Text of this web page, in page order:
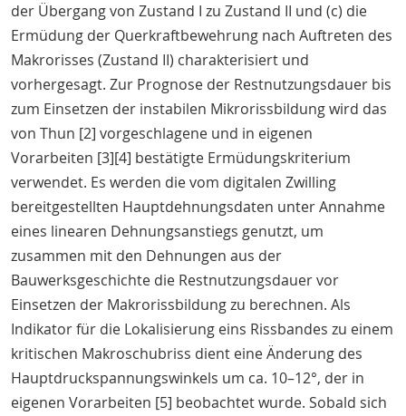
der Übergang von Zustand I zu Zustand II und (c) die
Ermüdung der Querkraftbewehrung nach Auftreten des
Makrorisses (Zustand II) charakterisiert und
vorhergesagt. Zur Prognose der Restnutzungsdauer bis
zum Einsetzen der instabilen Mikrorissbildung wird das
von Thun [2] vorgeschlagene und in eigenen
Vorarbeiten [3][4] bestätigte Ermüdungskriterium
verwendet. Es werden die vom digitalen Zwilling
bereitgestellten Hauptdehnungsdaten unter Annahme
eines linearen Dehnungsanstiegs genutzt, um
zusammen mit den Dehnungen aus der
Bauwerksgeschichte die Restnutzungsdauer vor
Einsetzen der Makrorissbildung zu berechnen. Als
Indikator für die Lokalisierung eins Rissbandes zu einem
kritischen Makroschubriss dient eine Änderung des
Hauptdruckspannungswinkels um ca. 10–12°, der in
eigenen Vorarbeiten [5] beobachtet wurde. Sobald sich